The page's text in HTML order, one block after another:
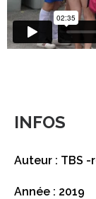
INFOS
Auteur : TBS
Année : 2019